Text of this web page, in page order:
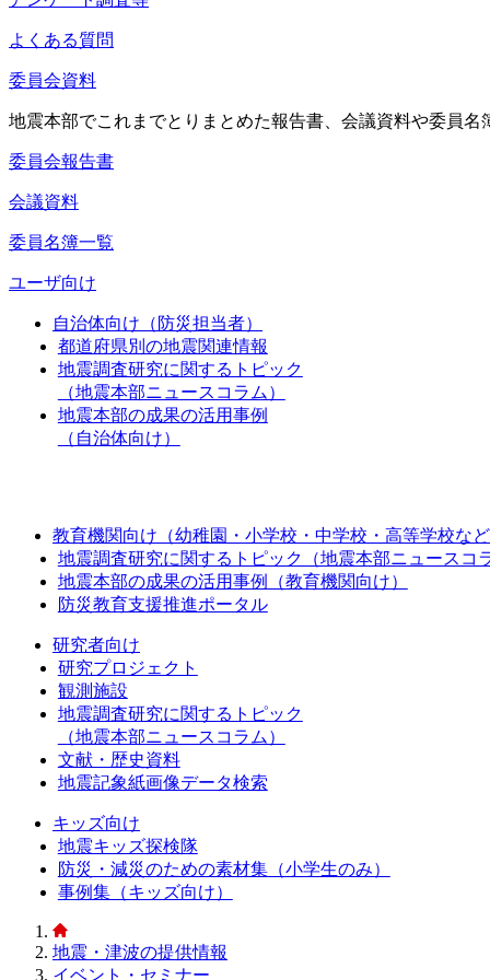
よくある質問
委員会資料
地震本部でこれまでとりまとめた報告書、会議資料や委員名
委員会報告書
会議資料
委員名簿一覧
ユーザ向け
自治体向け（防災担当者）
都道府県別の地震関連情報
地震調査研究に関するトピック
（地震本部ニュースコラム）
地震本部の成果の活用事例
（自治体向け）
教育機関向け（幼稚園・小学校・中学校・高等学校など
地震調査研究に関するトピック（地震本部ニュースコ
地震本部の成果の活用事例（教育機関向け）
防災教育支援推進ポータル
研究者向け
研究プロジェクト
観測施設
地震調査研究に関するトピック
（地震本部ニュースコラム）
文献・歴史資料
地震記象紙画像データ検索
キッズ向け
地震キッズ探検隊
防災・減災のための素材集（小学生のみ）
事例集（キッズ向け）
地震・津波の提供情報
イベント・セミナー